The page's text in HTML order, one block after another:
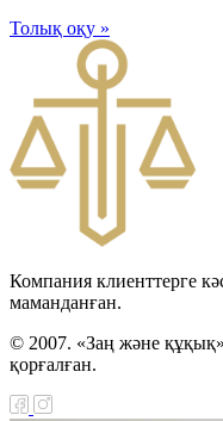
Толық оқу »
Компания клиенттерге
маманданған.
© 2007. «Заң және
қорғалған.